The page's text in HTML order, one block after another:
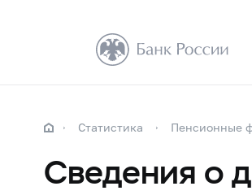
Статистика Пенсионные
Сведения о